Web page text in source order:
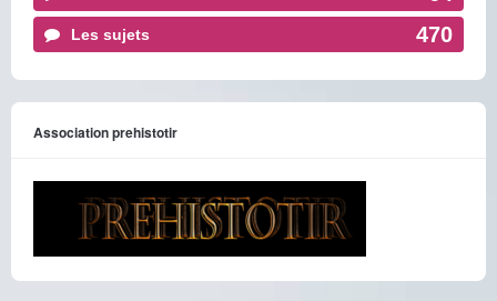
Les sujets 470
Association prehistotir